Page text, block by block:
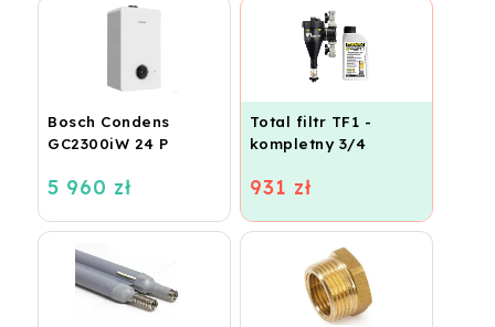
Bosch Condens
GC2300iW 24 P
5 960 zł
Total filtr TF1 -
kompletny 3/4
931 zł